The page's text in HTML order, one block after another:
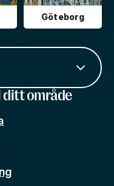
Göteborg
ditt område